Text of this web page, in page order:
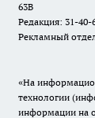
63В
Редакция: 31-
Рекламный
«На
технологии
информации на